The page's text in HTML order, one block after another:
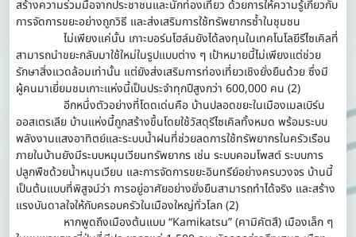
สร้างความร่วมมือจากประชาชนและนักท่องเที่ยว ด้วยการให้ความรู้เกี่ยวกับ
การจัดการขยะอย่างถูกวิธี และส่งเสริมการใช้ทรัพยากรซ้ำในชุมชน
ไม่เพียงแค่นั้น เกาะบอร์นโฮล์มยังได้ลงทุนในเทคโนโลยีรีไซเคิลที่
สามารถนำขยะกลับมาใช้ใหม่ในรูปแบบต่าง ๆ เป้าหมายนี้ไม่เพียงแต่ช่วย
รักษาสิ่งแวดล้อมเท่านั้น แต่ยังส่งเสริมการท่องเที่ยวเชิงยั่งยืนด้วย ซึ่งมี
ผู้คนมาเยี่ยมชมเกาะแห่งนี้เป็นประจำทุกปีสูงกว่า 600,000 คน (2)
อีกหนึ่งตัวอย่างที่โดดเด่นคือ บ้านปลอดขยะในเมืองเมลเบิร์น
ออสเตรเลีย บ้านแห่งนี้ถูกสร้างขึ้นโดยใช้วัสดุรีไซเคิลทั้งหมด พร้อมระบบ
พลังงานแสงอาทิตย์และระบบน้ำฝนที่ช่วยลดการใช้ทรัพยากรในครัวเรือน
ภายในบ้านยังมีระบบหมุนเวียนทรัพยากร เช่น ระบบคอมโพสต์ ระบบการ
ปลูกพืชด้วยน้ำหมุนเวียน และการจัดการขยะอินทรีย์อย่างครบวงจร บ้านนี้
เป็นต้นแบบที่พิสูจน์ว่า การอยู่อาศัยอย่างยั่งยืนสามารถทำได้จริง และสร้าง
แรงบันดาลใจให้กับครอบครัวในเมืองใหญ่ทั่วโลก (2)
หากพูดถึงเมืองต้นแบบ “Kamikatsu” (คามิคัตสึ) เมืองเล็ก ๆ